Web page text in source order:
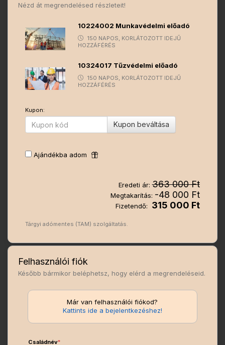
Nézd át megrendelésed részleteit!
10224002 Munkavédelmi előadó
150 NAPOS, KORLÁTOZOTT IDEJŰ
HOZZÁFÉRÉS
10324017 Tűzvédelmi előadó
150 NAPOS, KORLÁTOZOTT IDEJŰ
HOZZÁFÉRÉS
Kupon:
Kupon beváltása
Ajándékba adom
Eredeti ár:363 000 Ft
Megtakarítás: -48 000 Ft
Fizetendő: 315 000 Ft
Tárgyi adómentes (TAM) szolgáltatás.
Felhasználói fiók
Később bármikor beléphetsz, hogy elérd a megrendeléseid.
Már van felhasználói fiókod?
Kattints ide a bejelentkezéshez!
Családnév*